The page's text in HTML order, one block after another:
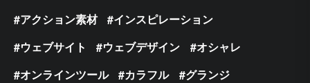
アクション素材
インスピレーション
ウェブサイト
ウェブデザイン
オシャレ
オンラインツール
カラフル
グランジ